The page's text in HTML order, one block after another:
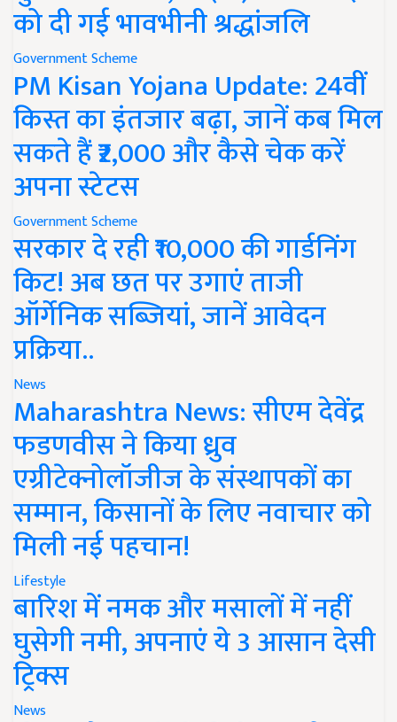
को दी गई भावभीनी श्रद्धांजलि
Government Scheme
PM Kisan Yojana Update: 24वीं
किस्त का इंतजार बढ़ा, जानें कब मिल
सकते हैं ₹2,000 और कैसे चेक करें
अपना स्टेटस
Government Scheme
सरकार दे रही ₹10,000 की गार्डनिंग
किट! अब छत पर उगाएं ताजी
ऑर्गेनिक सब्जियां, जानें आवेदन
प्रक्रिया..
News
Maharashtra News: सीएम देवेंद्र
फडणवीस ने किया ध्रुव
एग्रीटेक्नोलॉजीज के संस्थापकों का
सम्मान, किसानों के लिए नवाचार को
मिली नई पहचान!
Lifestyle
बारिश में नमक और मसालों में नहीं
घुसेगी नमी, अपनाएं ये 3 आसान देसी
ट्रिक्स
News